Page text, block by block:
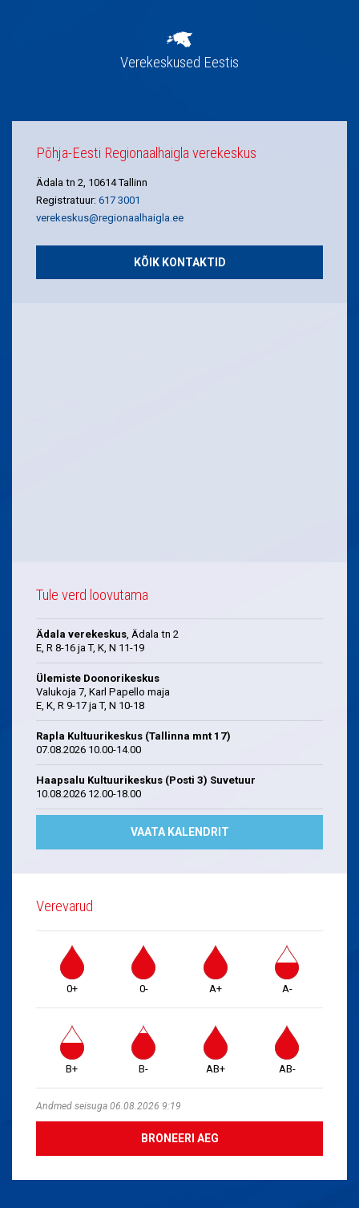
Verekeskused Eestis
Põhja-Eesti Regionaalhaigla verekeskus
Ädala tn 2, 10614 Tallinn
Registratuur: 617 3001
verekeskus@regionaalhaigla.ee
KÕIK KONTAKTID
Tule verd loovutama
Ädala verekeskus, Ädala tn 2
E, R 8-16 ja T, K, N 11-19
Ülemiste Doonorikeskus
Valukoja 7, Karl Papello maja
E, K, R 9-17 ja T, N 10-18
Rapla Kultuurikeskus (Tallinna mnt 17)
07.08.2026 10.00-14.00
Haapsalu Kultuurikeskus (Posti 3) Suvetuur
10.08.2026 12.00-18.00
VAATA KALENDRIT
Verevarud
0+ 0- A+ A-
B+ B- AB+ AB-
Andmed seisuga 06.08.2026 9:19
BRONEERI AEG